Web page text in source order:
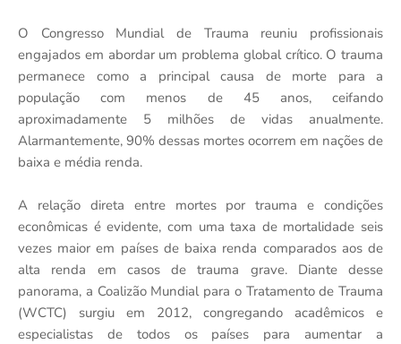
O Congresso Mundial de Trauma reuniu profissionais
engajados em abordar um problema global crítico. O trauma
permanece como a principal causa de morte para a
população com menos de 45 anos, ceifando
aproximadamente 5 milhões de vidas anualmente.
Alarmantemente, 90% dessas mortes ocorrem em nações de
baixa e média renda.
A relação direta entre mortes por trauma e condições
econômicas é evidente, com uma taxa de mortalidade seis
vezes maior em países de baixa renda comparados aos de
alta renda em casos de trauma grave. Diante desse
panorama, a Coalizão Mundial para o Tratamento de Trauma
(WCTC) surgiu em 2012, congregando acadêmicos e
especialistas de todos os países para aumentar a